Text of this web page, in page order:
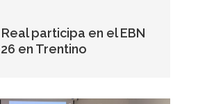
participa en el EBN
en Trentino